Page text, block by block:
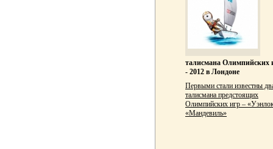
талисмана Олимпийских
- 2012 в Лондоне
Первыми стали известны
талисмана предстоящих
Олимпийских игр –
«Мандевиль»